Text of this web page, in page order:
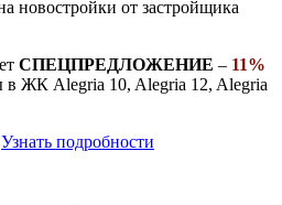
новостройки от застройщика
СПЕЦПРЕДЛОЖЕНИЕ – 11%
в ЖК Alegria 10, Alegria 12, Alegria
Узнать подробности